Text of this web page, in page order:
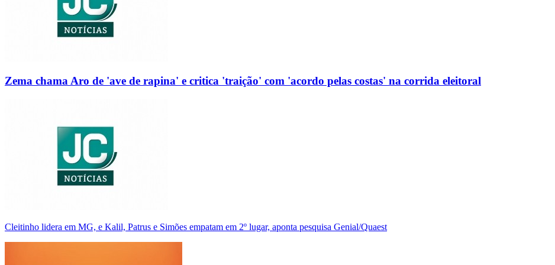
Zema chama Aro de 'ave de rapina' e critica 'traição' com 'acordo pelas costas' na corrida eleitoral
Cleitinho lidera em MG, e Kalil, Patrus e Simões empatam em 2º lugar, aponta pesquisa Genial/Quaest